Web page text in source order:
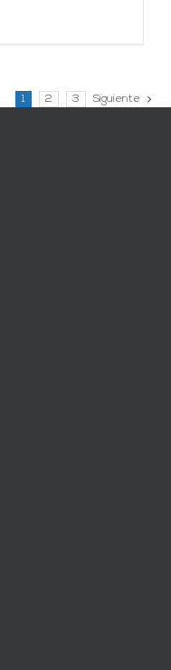
1 2 3 Siguiente